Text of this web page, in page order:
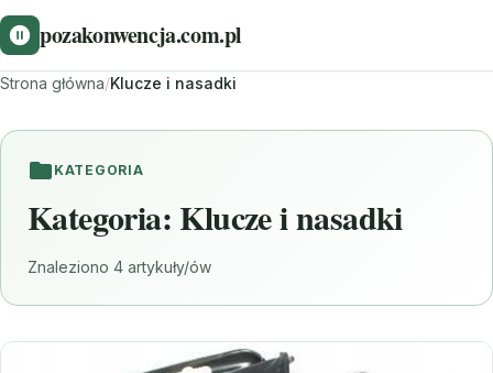
pozakonwencja.com.pl
Strona główna/Klucze i nasadki
KATEGORIA
Kategoria: Klucze i nasadki
Znaleziono 4 artykuły/ów